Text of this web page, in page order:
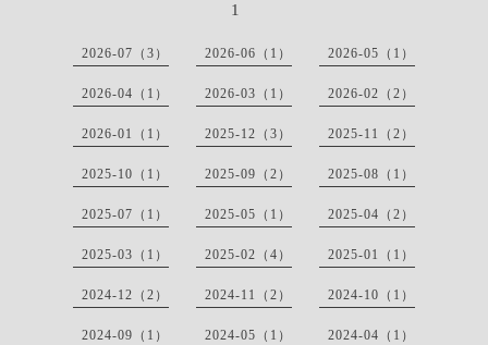
1
2026-07（3） 2026-06（1） 2026-05（1）
2026-04（1） 2026-03（1） 2026-02（2）
2026-01（1） 2025-12（3） 2025-11（2）
2025-10（1） 2025-09（2） 2025-08（1）
2025-07（1） 2025-05（1） 2025-04（2）
2025-03（1） 2025-02（4） 2025-01（1）
2024-12（2） 2024-11（2） 2024-10（1）
2024-09（1） 2024-05（1） 2024-04（1）